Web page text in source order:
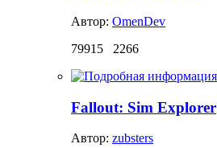
Автор: OmenDev
79915
2266
Fallout: Sim Explorer
Автор: zubsters